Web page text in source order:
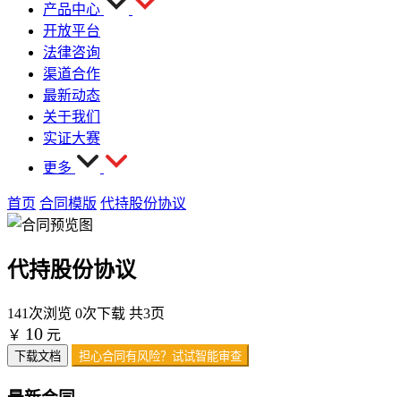
产品中心
开放平台
法律咨询
渠道合作
最新动态
关于我们
实证大赛
更多
首页 合同模版 代持股份协议
代持股份协议
141次浏览 0次下载 共3页
￥ 10 元
下载文档 担心合同有风险？试试智能审查